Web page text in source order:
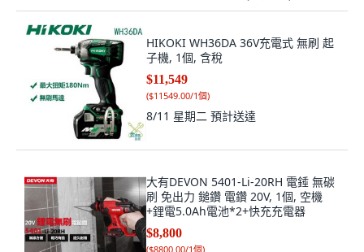
HIKOKI WH36DA 36V充電式 無刷 起
子機, 1個, 含稅
$11,549
($11549.00/1個)
8/11 星期二 預計送達
大有DEVON 5401-Li-20RH 電錘 無碳
刷 免出力 鎚鑽 電鑽 20V, 1個, 空機
+鋰電5.0Ah電池*2+快充充電器
$8,800
($8800.00/1個)